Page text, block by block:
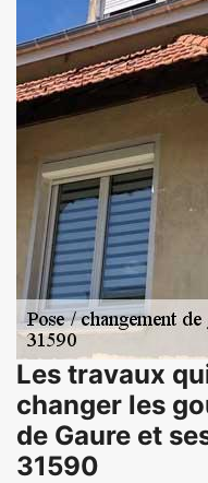
Les travaux
changer les
de Gaure et
31590